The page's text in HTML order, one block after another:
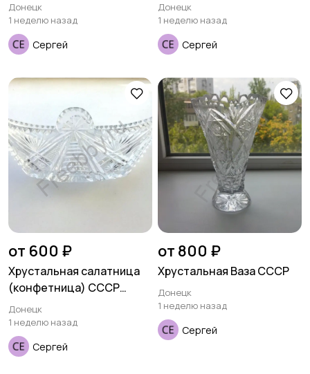
Донецк
1 неделю назад
Сергей
Донецк
1 неделю назад
Сергей
от 600 ₽
Хрустальная салатница
(конфетница) СССР
ладья
Донецк
1 неделю назад
Сергей
от 800 ₽
Хрустальная Ваза СССР
Донецк
1 неделю назад
Сергей